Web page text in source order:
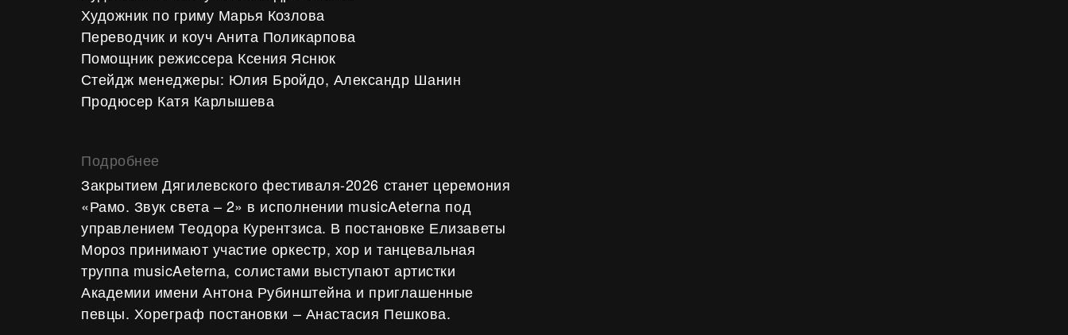
Художник по гриму Марья Козлова
Переводчик и коуч Анита Поликарпова
Помощник режиссера Ксения Яснюк
Стейдж менеджеры: Юлия Бройдо, Александр Шанин
Продюсер Катя Карлышева
Подробнее
Закрытием Дягилевского фестиваля-2026 станет церемония
«Рамо. Звук света – 2» в исполнении musicAeterna под
управлением Теодора Курентзиса. В постановке Елизаветы
Мороз принимают участие оркестр, хор и танцевальная
труппа musicAeterna, солистами выступают артистки
Академии имени Антона Рубинштейна и приглашенные
певцы. Хореграф постановки – Анастасия Пешкова.